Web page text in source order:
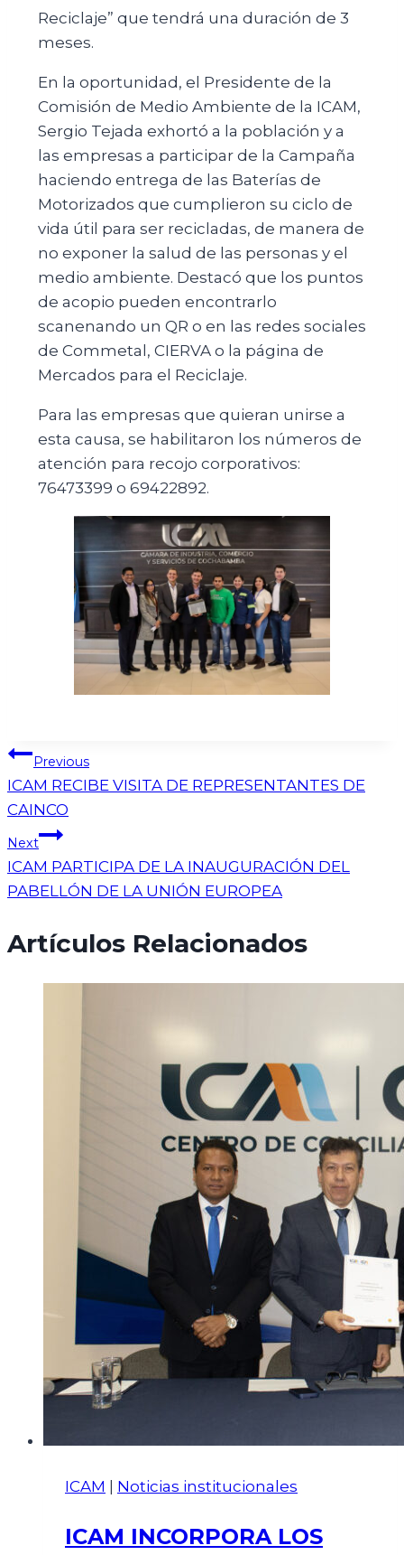
Reciclaje” que tendrá una duración de 3
meses.
En la oportunidad, el Presidente de la
Comisión de Medio Ambiente de la ICAM,
Sergio Tejada exhortó a la población y a
las empresas a participar de la Campaña
haciendo entrega de las Baterías de
Motorizados que cumplieron su ciclo de
vida útil para ser recicladas, de manera de
no exponer la salud de las personas y el
medio ambiente. Destacó que los puntos
de acopio pueden encontrarlo
scanenando un QR o en las redes sociales
de Commetal, CIERVA o la página de
Mercados para el Reciclaje.
Para las empresas que quieran unirse a
esta causa, se habilitaron los números de
atención para recojo corporativos:
76473399 o 69422892.
Previous
ICAM RECIBE VISITA DE REPRESENTANTES DE
CAINCO
Next
ICAM PARTICIPA DE LA INAUGURACIÓN DEL
PABELLÓN DE LA UNIÓN EUROPEA
Artículos Relacionados
ICAM Noticias institucionales
ICAM INCORPORA LOS